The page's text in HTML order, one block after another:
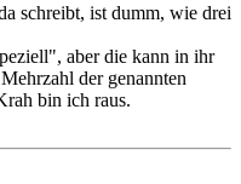
schreibt, ist dumm, wie drei
aber die kann in ihr
der genannten
bin ich raus.